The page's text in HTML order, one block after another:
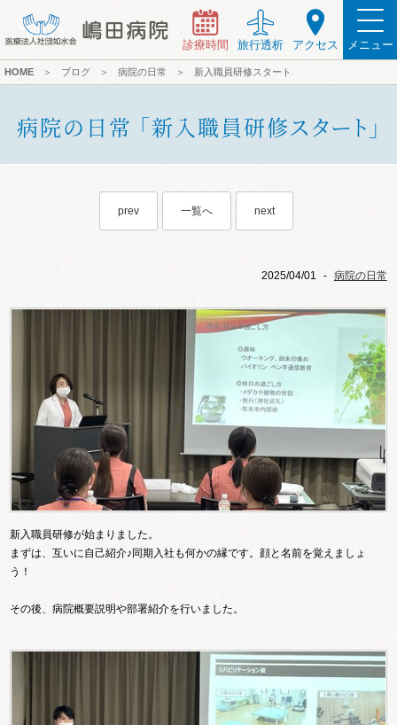
診療時間 旅行透析 アクセス メニュー
HOME ＞ ブログ ＞ 病院の日常 ＞ 新入職員研修スタート
病院の日常 「新入職員研修スタート」
prev 一覧へ next
2025/04/01 - 病院の日常
新入職員研修が始まりました。
まずは、互いに自己紹介♪同期入社も何かの縁です。顔と名前を覚えましょ
う！
その後、病院概要説明や部署紹介を行いました。